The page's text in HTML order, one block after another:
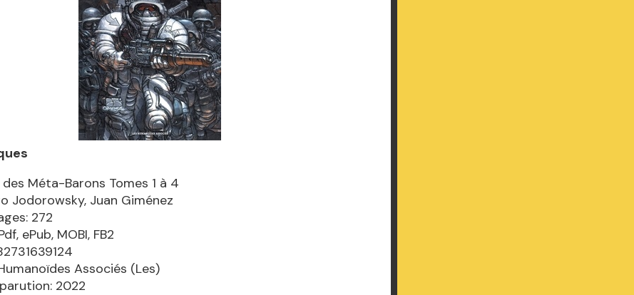
Méta-Barons Tomes 1 à 4
Jodorowsky, Juan Giménez
272
ePub, MOBI, FB2
Associés (Les)
2022